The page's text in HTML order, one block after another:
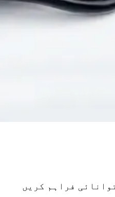
فراہم کریں